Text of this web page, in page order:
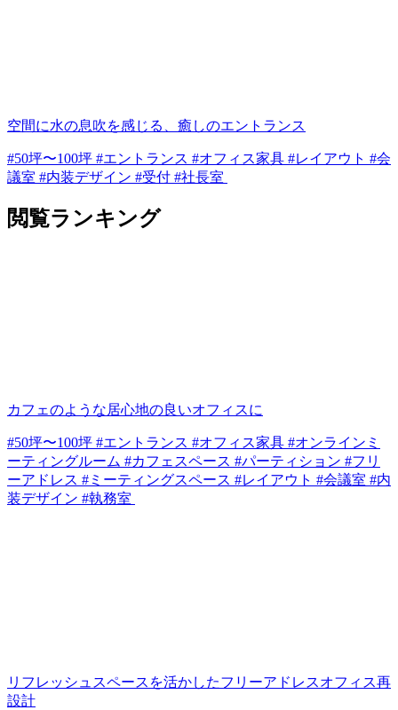
空間に水の息吹を感じる、癒しのエントランス
#50坪〜100坪 #エントランス #オフィス家具 #レイアウト #会
議室 #内装デザイン #受付 #社長室
閲覧ランキング
カフェのような居心地の良いオフィスに
#50坪〜100坪 #エントランス #オフィス家具 #オンラインミ
ーティングルーム #カフェスペース #パーティション #フリ
ーアドレス #ミーティングスペース #レイアウト #会議室 #内
装デザイン #執務室
リフレッシュスペースを活かしたフリーアドレスオフィス再
設計